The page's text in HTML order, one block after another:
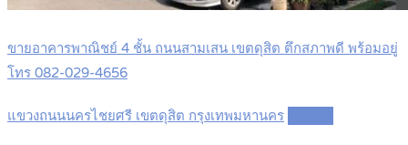
ขายอาคารพาณิชย์ 4 ชั้น ถนนสามเสน เขตดุสิต ตึกสภาพดี พร้อมอยู่
โทร 082-029-4656
แขวงถนนนครไชยศรี เขตดุสิต กรุงเทพมหานคร